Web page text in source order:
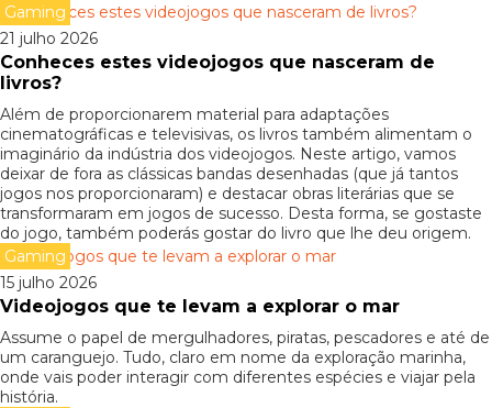
Gaming
21 julho 2026
Conheces estes videojogos que nasceram de
livros?
Além de proporcionarem material para adaptações
cinematográficas e televisivas, os livros também alimentam o
imaginário da indústria dos videojogos. Neste artigo, vamos
deixar de fora as clássicas bandas desenhadas (que já tantos
jogos nos proporcionaram) e destacar obras literárias que se
transformaram em jogos de sucesso. Desta forma, se gostaste
do jogo, também poderás gostar do livro que lhe deu origem.
Gaming
15 julho 2026
Videojogos que te levam a explorar o mar
Assume o papel de mergulhadores, piratas, pescadores e até de
um caranguejo. Tudo, claro em nome da exploração marinha,
onde vais poder interagir com diferentes espécies e viajar pela
história.